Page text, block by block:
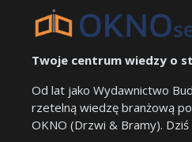
Twoje centrum wiedzy o
Od lat jako Wydawnictwo
rzetelną wiedzę branżową
OKNO (Drzwi & Bramy).